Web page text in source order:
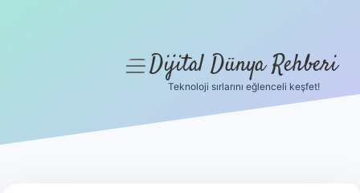
menüyüDijital Dünya Rehberi
Teknoloji sırlarını eğlenceli keşfet!